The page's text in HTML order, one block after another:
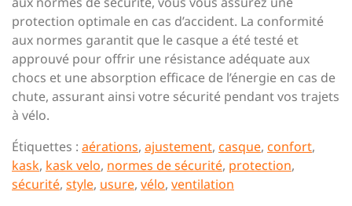
protection optimale en cas d’accident. La conformité
aux normes garantit que le casque a été testé et
approuvé pour offrir une résistance adéquate aux
chocs et une absorption efficace de l’énergie en cas de
chute, assurant ainsi votre sécurité pendant vos trajets
à vélo.
Étiquettes : aérations, ajustement, casque, confort,
kask, kask velo, normes de sécurité, protection,
sécurité, style, usure, vélo, ventilation